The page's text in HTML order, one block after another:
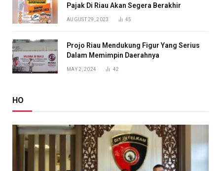
Pajak Di Riau Akan Segera Berakhir
AUGUST 29, 2023 45
Projo Riau Mendukung Figur Yang Serius
Dalam Memimpin Daerahnya
MAY 2, 2024 42
HO